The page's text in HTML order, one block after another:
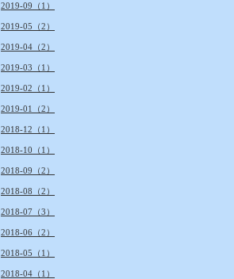
2019-09（1）
2019-05（2）
2019-04（2）
2019-03（1）
2019-02（1）
2019-01（2）
2018-12（1）
2018-10（1）
2018-09（2）
2018-08（2）
2018-07（3）
2018-06（2）
2018-05（1）
2018-04（1）